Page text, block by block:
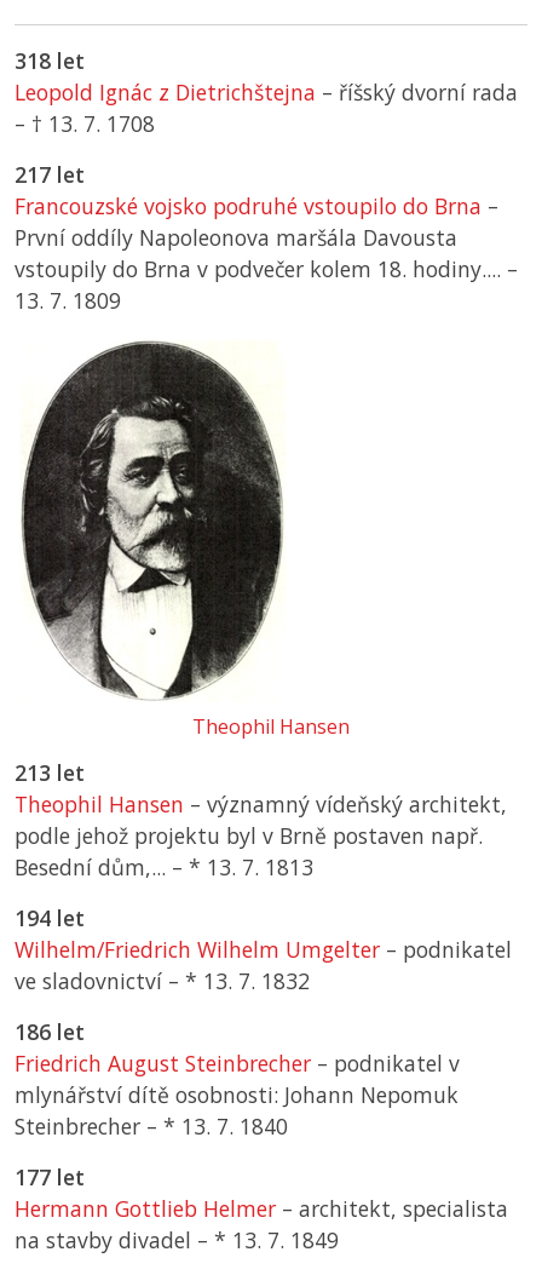
318 let
Leopold Ignác z Dietrichštejna – říšský dvorní rada
– † 13. 7. 1708
217 let
Francouzské vojsko podruhé vstoupilo do Brna –
První oddíly Napoleonova maršála Davousta
vstoupily do Brna v podvečer kolem 18. hodiny.... –
13. 7. 1809
Theophil Hansen
213 let
Theophil Hansen – významný vídeňský architekt,
podle jehož projektu byl v Brně postaven např.
Besední dům,... – * 13. 7. 1813
194 let
Wilhelm/Friedrich Wilhelm Umgelter – podnikatel
ve sladovnictví – * 13. 7. 1832
186 let
Friedrich August Steinbrecher – podnikatel v
mlynářství dítě osobnosti: Johann Nepomuk
Steinbrecher – * 13. 7. 1840
177 let
Hermann Gottlieb Helmer – architekt, specialista
na stavby divadel – * 13. 7. 1849